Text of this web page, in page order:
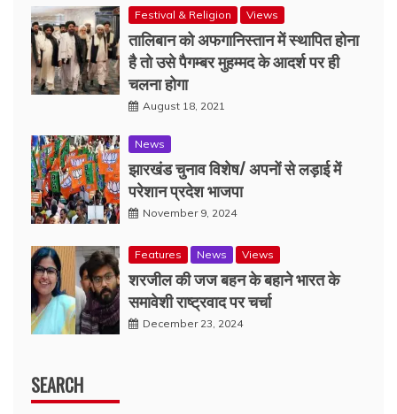
Festival & Religion Views
तालिबान को अफगानिस्तान में स्थापित होना
है तो उसे पैगम्बर मुहम्मद के आदर्श पर ही
चलना होगा
August 18, 2021
News
झारखंड चुनाव विशेष/ अपनों से लड़ाई में
परेशान प्रदेश भाजपा
November 9, 2024
Features News Views
शरजील की जज बहन के बहाने भारत के
समावेशी राष्ट्रवाद पर चर्चा
December 23, 2024
SEARCH